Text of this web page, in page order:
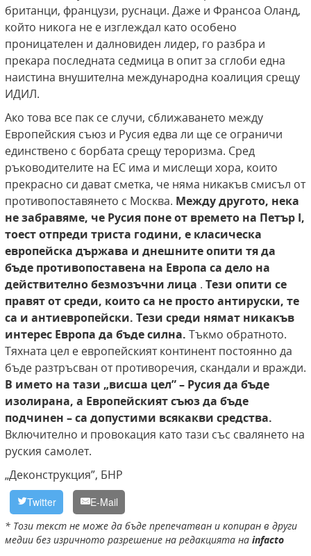
британци, французи, руснаци. Даже и Франсоа Оланд,
който никога не е изглеждал като особено
проницателен и далновиден лидер, го разбра и
прекара последната седмица в опит за сглоби една
наистина внушителна международна коалиция срещу
ИДИЛ.
Ако това все пак се случи, сближаването между
Европейския съюз и Русия едва ли ще се ограничи
единствено с борбата срещу тероризма. Сред
ръководителите на ЕС има и мислещи хора, които
прекрасно си дават сметка, че няма никакъв смисъл от
противопоставянето с Москва. Между другото, нека
не забравяме, че Русия поне от времето на Петър І,
тоест отпреди триста години, е класическа
европейска държава и днешните опити тя да
бъде противопоставена на Европа са дело на
действително безмозъчни лица . Тези опити се
правят от среди, които са не просто антируски, те
са и антиевропейски. Тези среди нямат никакъв
интерес Европа да бъде силна. Тъкмо обратното.
Тяхната цел е европейският континент постоянно да
бъде разтръсван от противоречия, скандали и вражди.
В името на тази „висша цел” – Русия да бъде
изолирана, а Европейският съюз да бъде
подчинен – са допустими всякакви средства.
Включително и провокация като тази със свалянето на
руския самолет.
„Деконструкция”, БНР
Twitter E-Mail
* Този текст не може да бъде препечатван и копиран в други
медии без изричното разрешение на редакцията на infacto